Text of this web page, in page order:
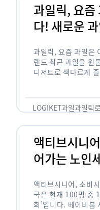
과일릭, 요즘
다! 새로운
과일릭, 요즘 과일은
렌드 최근 과일을 원
디저트로 색다르게
…
LOGIKET과일과일릭
액티브시니
어가는 노인
액티브시니어, 소비
국은 현재 100명 중
회’입니다. 베이비